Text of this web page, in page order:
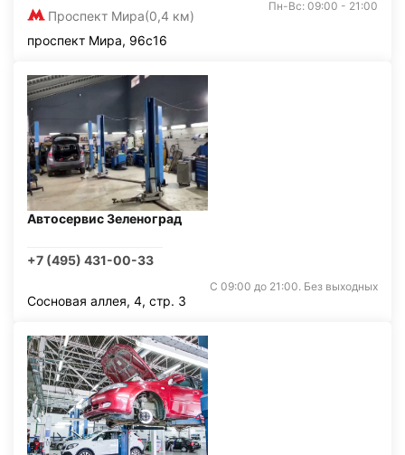
Проспект Мира(0,4 км)
Пн-Вс: 09:00 - 21:00
проспект Мира, 96с16
Автосервис Зеленоград
+7 (495) 431-00-33
С 09:00 до 21:00. Без выходных
Сосновая аллея, 4, стр. 3